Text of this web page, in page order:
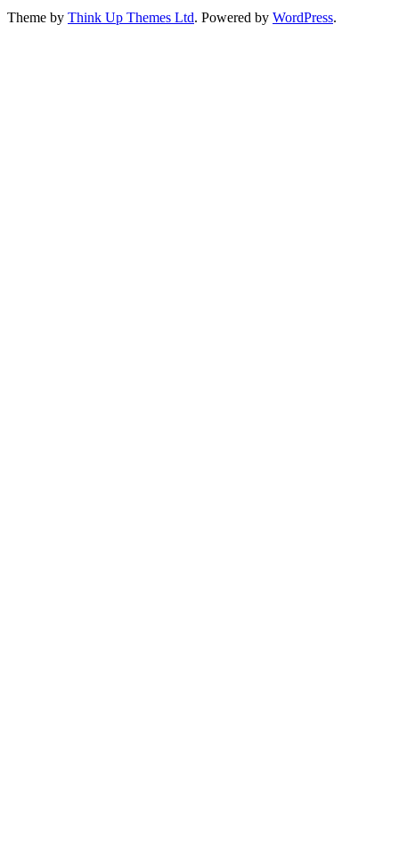
Theme by Think Up Themes Ltd. Powered by WordPress.